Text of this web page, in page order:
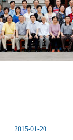
2015-01-20